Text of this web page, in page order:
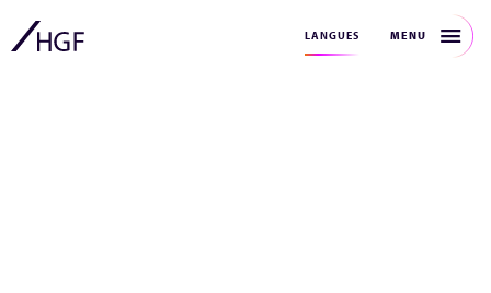
LANGUES MENU